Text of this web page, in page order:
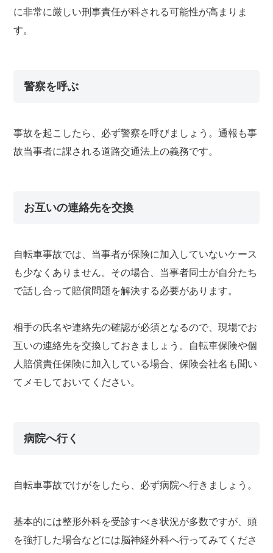
に非常に厳しい刑事責任が科される可能性が高まりま
す。
警察を呼ぶ
事故を起こしたら、必ず警察を呼びましょう。通報も事
故当事者に課される道路交通法上の義務です。
お互いの連絡先を交換
自転車事故では、当事者が保険に加入していないケース
も少なくありません。その場合、当事者同士が自分たち
で話し合って賠償問題を解決する必要があります。
相手の氏名や連絡先の確認が必須となるので、現場でお
互いの連絡先を交換しておきましょう。自転車保険や個
人賠償責任保険に加入している場合、保険会社名も聞い
てメモしておいてください。
病院へ行く
自転車事故でけがをしたら、必ず病院へ行きましょう。
基本的には整形外科を受診すべき状況が多数ですが、頭
を強打した場合などには脳神経外科へ行ってみてくださ